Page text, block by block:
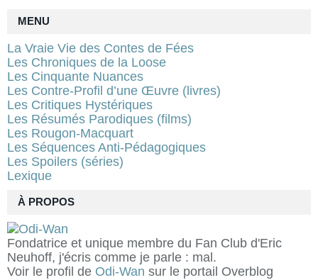
À PROPOS
Fondatrice et unique membre du Fan Club d'Eric
Neuhoff, j'écris comme je parle : mal.
Voir le profil de Odi-Wan sur le portail Overblog
MENU
La Vraie Vie des Contes de Fées
Les Chroniques de la Loose
Les Cinquante Nuances
Les Contre-Profil d’une Œuvre (livres)
Les Critiques Hystériques
Les Résumés Parodiques (films)
Les Rougon-Macquart
Les Séquences Anti-Pédagogiques
Les Spoilers (séries)
Lexique